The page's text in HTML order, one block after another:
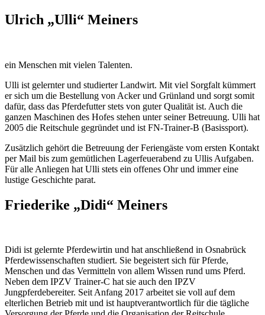
Ulrich „Ulli“ Meiners
ein Menschen mit vielen Talenten.
Ulli ist gelernter und studierter Landwirt. Mit viel Sorgfalt kümmert
er sich um die Bestellung von Acker und Grünland und sorgt somit
dafür, dass das Pferdefutter stets von guter Qualität ist. Auch die
ganzen Maschinen des Hofes stehen unter seiner Betreuung. Ulli hat
2005 die Reitschule gegründet und ist FN-Trainer-B (Basissport).
Zusätzlich gehört die Betreuung der Feriengäste vom ersten Kontakt
per Mail bis zum gemütlichen Lagerfeuerabend zu Ullis Aufgaben.
Für alle Anliegen hat Ulli stets ein offenes Ohr und immer eine
lustige Geschichte parat.
Friederike „Didi“ Meiners
Didi ist gelernte Pferdewirtin und hat anschließend in Osnabrück
Pferdewissenschaften studiert. Sie begeistert sich für Pferde,
Menschen und das Vermitteln von allem Wissen rund ums Pferd.
Neben dem IPZV Trainer-C hat sie auch den IPZV
Jungpferdebereiter. Seit Anfang 2017 arbeitet sie voll auf dem
elterlichen Betrieb mit und ist hauptverantwortlich für die tägliche